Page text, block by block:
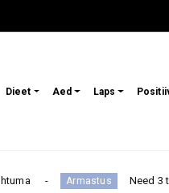
Dieet Aed Laps
Need 3 tähemärki